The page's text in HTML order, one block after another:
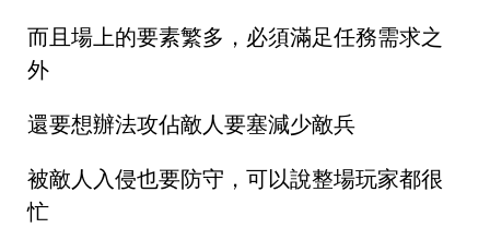
而且場上的要素繁多，必須滿足任務需求之
外
還要想辦法攻佔敵人要塞減少敵兵
被敵人入侵也要防守，可以說整場玩家都很
忙